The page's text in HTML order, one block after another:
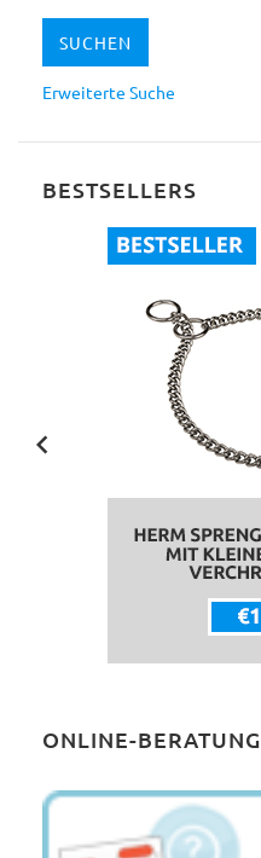
Erweiterte Suche
BESTSELLERS
ONLINE-BERATUNG